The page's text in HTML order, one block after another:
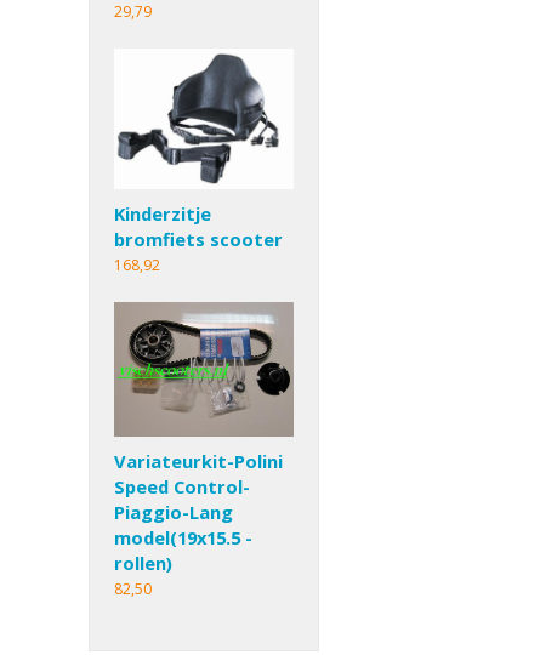
29,79
Kinderzitje
bromfiets scooter
168,92
Variateurkit-Polini
Speed Control-
Piaggio-Lang
model(19x15.5 -
rollen)
82,50